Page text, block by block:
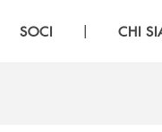
SOCI | CHI